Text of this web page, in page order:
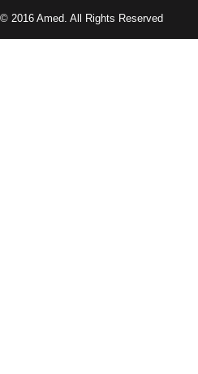
© 2016 Amed. All Rights Reserved